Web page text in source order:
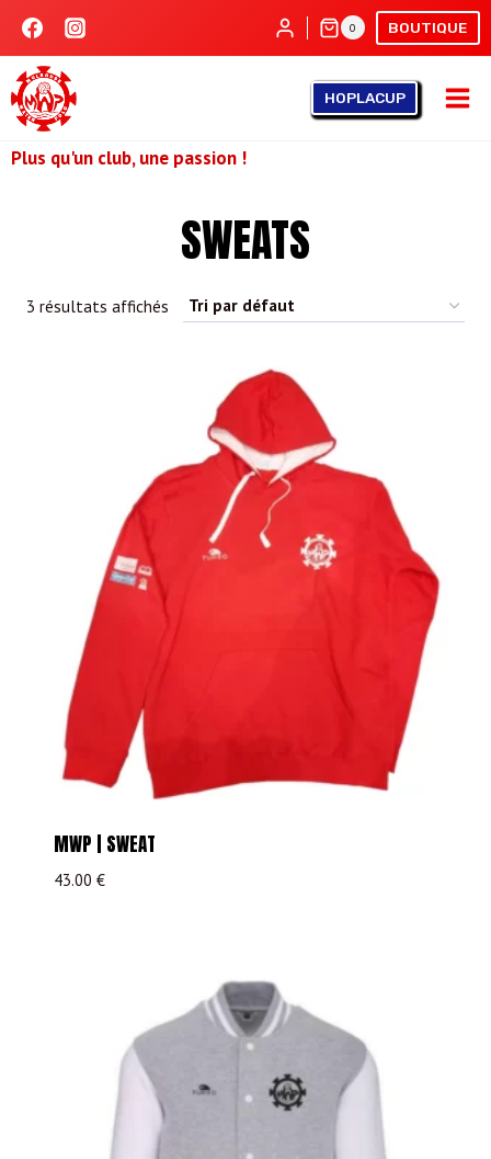
Aller
contenu
0 BOUTIQUE
HOPLACUP
Plus qu'un club, une passion !
SWEATS
3 résultats affichés
MWP | SWEAT
43.00 €